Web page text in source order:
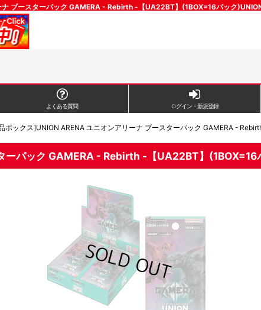
ブースターパック GAMERA - Rebirth -【UA22BT】(1BOX=16パック
よくある質問 ログイン・新規登録
ボックス]UNION ARENA ユニオンアリーナ ブースターパック GAMERA -
ーパック GAMERA - Rebirth -【UA22BT】(1BOX=16